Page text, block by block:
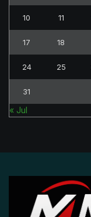
10 11
17 18
24 25
31
« Jul